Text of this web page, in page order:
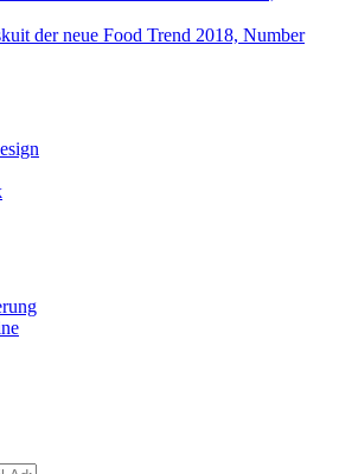
der neue Food Trend 2018, Number